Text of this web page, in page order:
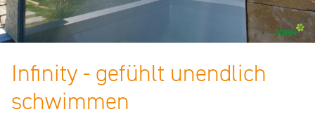
Infinity - gefühlt unendlich
schwimmen